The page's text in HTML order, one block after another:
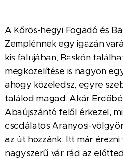
A Kőrös-hegyi Fogadó és
Zemplénnek egy igazán
kis falujában, Baskón
megközelítése is nagyon
ahogy közeledsz, egyre
találod magad. Akár
Abaújszántó felől érkezel,
csodálatos Aranyosi-
az út hozzánk. Itt már
nagyszerű vár rád az